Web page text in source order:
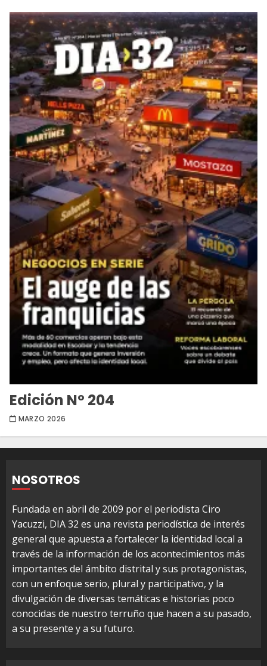
Edición Nº 204
MARZO 2026
NOSOTROS
Fundada en abril de 2009 por el periodista Ciro
Yacuzzi, DIA 32 es una revista periodística de interés
general que apuesta a fortalecer la identidad local a
través de la información de los acontecimientos más
importantes del ámbito distrital y sus protagonistas,
con un enfoque serio, plural y participativo, y la
divulgación de diversas temáticas e historias poco
conocidas de nuestro terruño que hacen a su pasado,
a su presente y a su futuro.